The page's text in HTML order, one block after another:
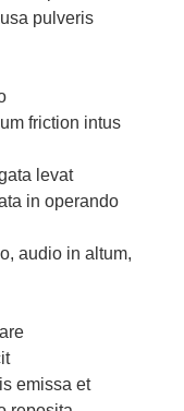
pulveris
friction intus
levat
in operando
audio in altum,
emissa et